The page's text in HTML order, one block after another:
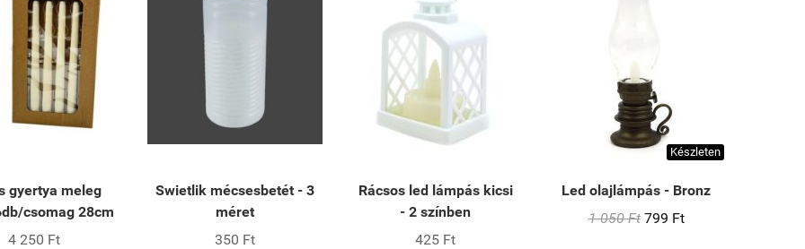
gyertya meleg
csomag 28cm
4 250 Ft
Swietlik mécsesbetét - 3
méret
350 Ft
Rácsos led lámpás kicsi
- 2 színben
425 Ft
Készleten
Led olajlámpás - Bronz
1 050 Ft 799 Ft